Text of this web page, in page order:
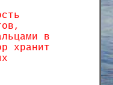
в
хранит